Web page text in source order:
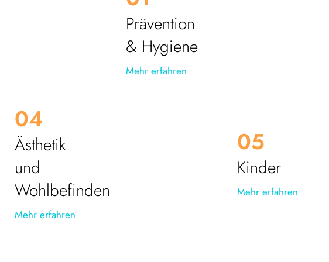
Prävention
& Hygiene
Mehr erfahren
04
Ästhetik
und
Wohlbefinden
Mehr erfahren
05
Kinder
Mehr erfahren